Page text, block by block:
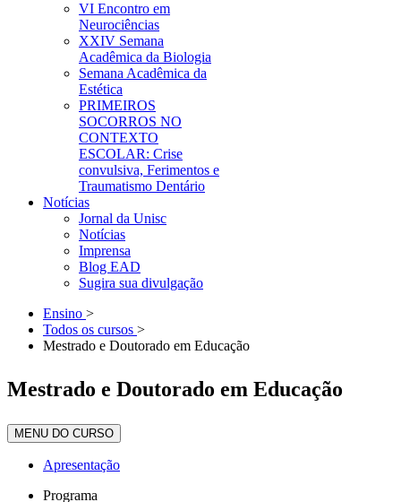
VI Encontro em
Neurociências
XXIV Semana
Acadêmica da Biologia
Semana Acadêmica da
Estética
PRIMEIROS
SOCORROS NO
CONTEXTO
ESCOLAR: Crise
convulsiva, Ferimentos e
Traumatismo Dentário
Notícias
Jornal da Unisc
Notícias
Imprensa
Blog EAD
Sugira sua divulgação
Ensino >
Todos os cursos >
Mestrado e Doutorado em Educação
Mestrado e Doutorado em Educação
MENU DO CURSO
Apresentação
Programa